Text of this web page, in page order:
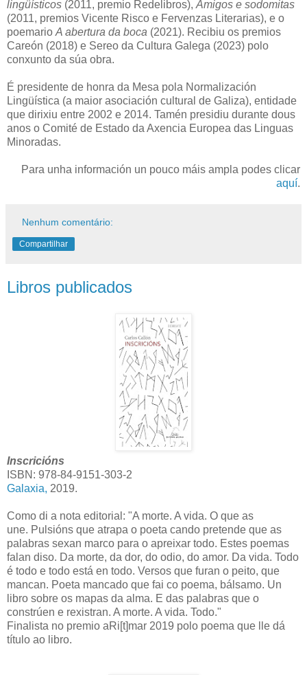
lingüísticos (2011, premio Redelibros), Amigos e sodomitas
(2011, premios Vicente Risco e Fervenzas Literarias), e o
poemario A abertura da boca (2021). Recibiu os premios
Careón (2018) e Sereo da Cultura Galega (2023) polo
conxunto da súa obra.
É presidente de honra da Mesa pola Normalización
Lingüística (a maior asociación cultural de Galiza), entidade
que dirixiu entre 2002 e 2014. Tamén presidiu durante dous
anos o Comité de Estado da Axencia Europea das Linguas
Minoradas.
Para unha información un pouco máis ampla podes clicar
aquí.
Nenhum comentário:
Compartilhar
Libros publicados
Inscricións
ISBN: 978-84-9151-303-2
Galaxia, 2019.
Como di a nota editorial: "A morte. A vida. O que as
une. Pulsións que atrapa o poeta cando pretende que as
palabras sexan marco para o apreixar todo. Estes poemas
falan diso. Da morte, da dor, do odio, do amor. Da vida. Todo
é todo e todo está en todo. Versos que furan o peito, que
mancan. Poeta mancado que fai co poema, bálsamo. Un
libro sobre os mapas da alma. E das palabras que o
constrúen e rexistran. A morte. A vida. Todo."
Finalista no premio aRi[t]mar 2019 polo poema que lle dá
título ao libro.